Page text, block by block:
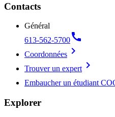
Contacts
Général
613-562-5700call
Coordonnées chevron_right
Trouver un expert chevron_right
Embaucher un étudiant
Explorer